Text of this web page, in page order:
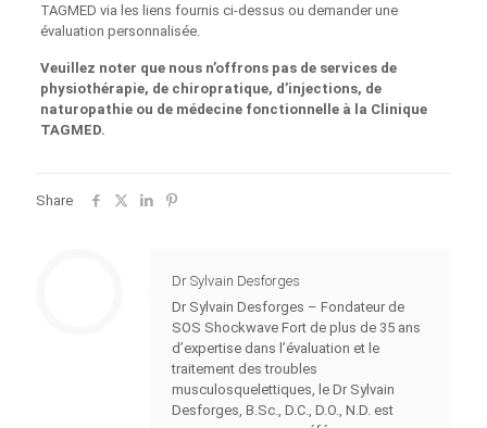
TAGMED via les liens fournis ci‑dessus ou demander une
évaluation personnalisée.
Veuillez noter que nous n’offrons pas de services de
physiothérapie, de chiropratique, d’injections, de
naturopathie ou de médecine fonctionnelle à la Clinique
TAGMED.
Share
Dr Sylvain Desforges
Dr Sylvain Desforges – Fondateur de
SOS Shockwave Fort de plus de 35 ans
d’expertise dans l’évaluation et le
traitement des troubles
musculosquelettiques, le Dr Sylvain
Desforges, B.Sc., D.C., D.O., N.D. est